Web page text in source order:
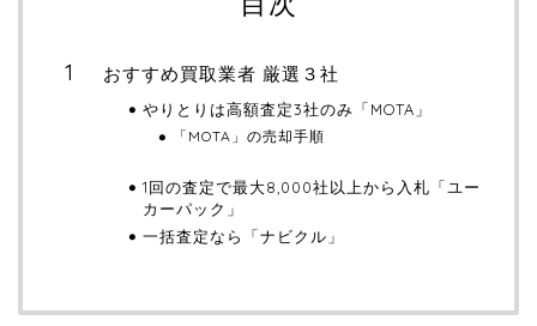
おすすめ買取業者 厳選３社
やりとりは高額査定3社のみ「MOTA」
「MOTA」の売却手順
1回の査定で最大8,000社以上から入札「ユー
カーパック」
一括査定なら「ナビクル」